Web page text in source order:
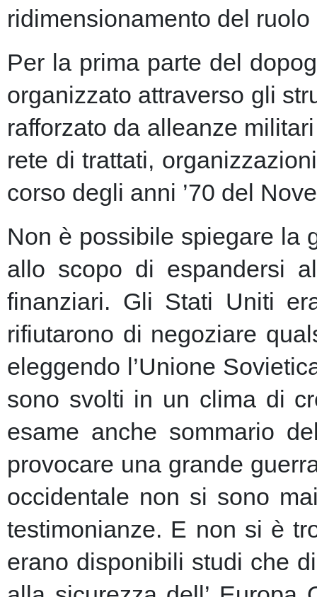
ridimensionamento del
Per la prima parte del
organizzato attraverso gli
rafforzato da alleanze
rete di trattati,
corso degli anni ’70 del
Non è possibile spiegare la
allo scopo di espandersi
finanziari. Gli Stati Uniti
rifiutarono di negoziare
eleggendo l’Unione
sono svolti in un clima di
esame anche sommario
provocare una grande
occidentale non si sono
testimonianze. E non si è
erano disponibili studi che